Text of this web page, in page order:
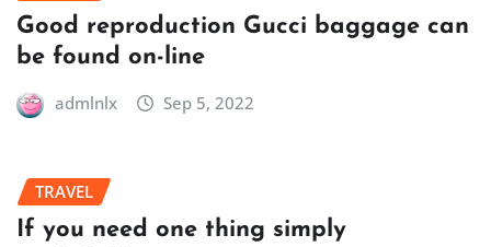
Good reproduction Gucci baggage can
be found on-line
admlnlx Sep 5, 2022
TRAVEL
If you need one thing simply